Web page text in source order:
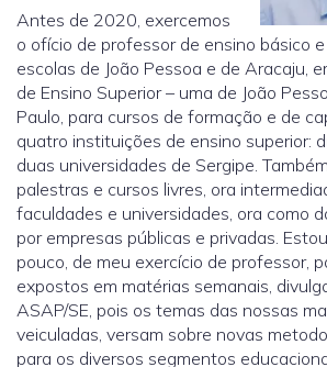
Antes de 2020, exercemos
o ofício de professor de ensino básico
escolas de João Pessoa e de Aracaju,
de Ensino Superior – uma de João
Paulo, para cursos de formação e de
quatro instituições de ensino superior:
duas universidades de Sergipe.
palestras e cursos livres, ora
faculdades e universidades, ora como
por empresas públicas e privadas.
pouco, de meu exercício de professor,
expostos em matérias semanais,
ASAP/SE, pois os temas das nossas
veiculadas, versam sobre novas
para os diversos segmentos